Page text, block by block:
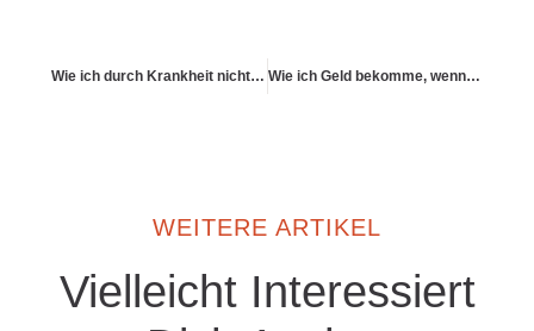
Wie ich durch Krankheit nicht in die Schuldenfalle rutsche Wie ich Geld bekomme, wenn ich beruflich nicht mehr kann
WEITERE ARTIKEL
Vielleicht Interessiert